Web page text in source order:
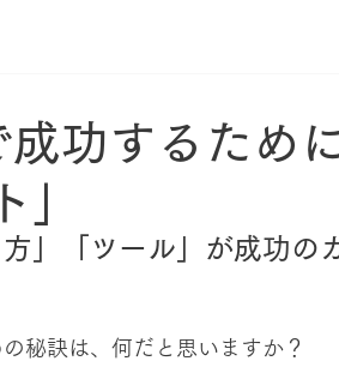
功するため
」
」「ツール」が成功の
秘訣は、何だと思いますか？